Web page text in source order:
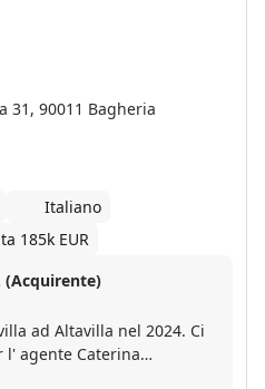
31, 90011 Bagheria
Italiano
185k EUR
(Acquirente)
ad Altavilla nel 2024. Ci
agente Caterina
e' stata molto